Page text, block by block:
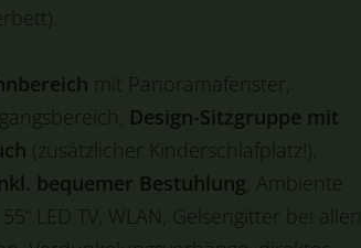
mit Panoramafenster,
Design-Sitzgruppe mit
(zusätzlicher Kinderschlafplatz!),
bequemer Bestuhlung , Ambiente
LED TV, WLAN, Gelsengitter bei allen